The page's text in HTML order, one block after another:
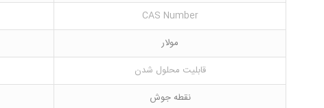
CAS Number
مولار
قابلیت محلول شدن
نقطه جوش